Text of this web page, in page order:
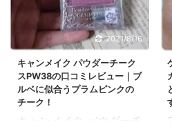
最近人気のプチプラコス
メブランドなのでチェッ
クしていました。 特にこ
のセザンヌ トーンアップ
アイシャドウは値段が安
いし、比較的ど ...
肌に仕上げてくれます。
カラーバリエーションは
4色あり、今から紹介す
る口コミレビューはくす
みを飛ばす効果のあるパ
ールラベンダーです。
30歳の会社員です。肌質
2021/8/16
キャンメイク パウダーチーク
スPW38の口コミレビュー｜ブ
ルベに似合うプラムピンクの
チーク！
キャンメイク パウダーチ